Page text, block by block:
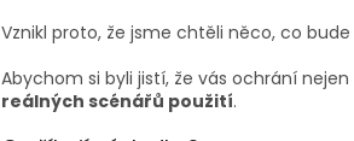
Vznikl proto, že jsme chtěli něco, co
Abychom si byli jistí, že vás ochrání
reálných scénářů použití.